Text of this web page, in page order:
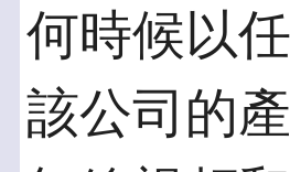
何時候以
該公司的